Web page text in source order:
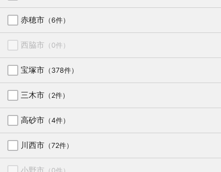
赤穂市 （6件）
西脇市 （0件）
宝塚市 （378件）
三木市 （2件）
高砂市 （4件）
川西市 （72件）
小野市 （0件）